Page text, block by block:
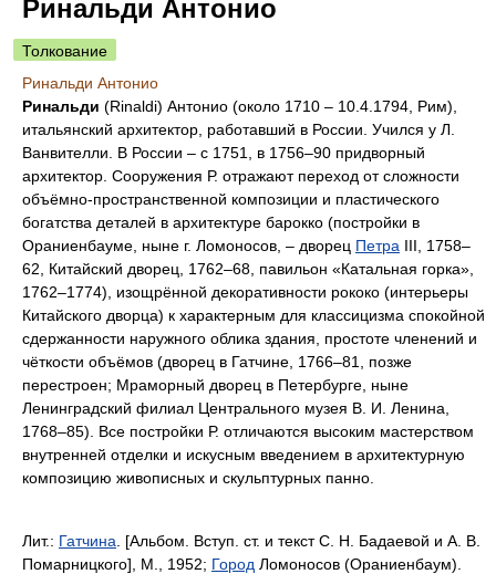
Ринальди Антонио
Толкование
Ринальди Антонио
Ринальди (Rinaldi) Антонио (около 1710 ‒ 10.4.1794, Рим),
итальянский архитектор, работавший в России. Учился у Л.
Ванвителли
В России ‒ с 1751, в 1756‒90 придворный
архитектор. Сооружения Р. отражают переход от сложности
объёмно-пространственной композиции и пластического
богатства деталей в архитектуре барокко (постройки в
Ораниенбауме, ныне г. Ломоносов, ‒ дворец Петра III, 1758‒
62, Китайский дворец, 1762‒68, павильон «Катальная горка»,
1762‒1774), изощрённой декоративности рококо (интерьеры
Китайского дворца) к характерным для классицизма спокойной
сдержанности наружного облика здания, простоте членений и
чёткости объёмов (дворец в Гатчине, 1766‒81, позже
перестроен; Мраморный дворец в Петербурге, ныне
Ленинградский филиал Центрального музея В. И. Ленина,
1768‒85). Все постройки Р. отличаются высоким мастерством
внутренней отделки и искусным введением в архитектурную
композицию живописных и скульптурных панно.
Лит.: Гатчина . [Альбом. Вступ. ст. и текст С. Н. Бадаевой и А. В.
Помарницкого], М., 1952; Город Ломоносов (Ораниенбаум).